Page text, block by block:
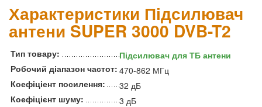
Характеристики Підсилювач
антени SUPER 3000 DVB-T2
Тип товару:
Підсилювач для ТБ антени
Робочий діапазон частот: 470-862 МГц
Коефіціент посилення:
32 дБ
Коефіцієнт шуму:
3 дБ